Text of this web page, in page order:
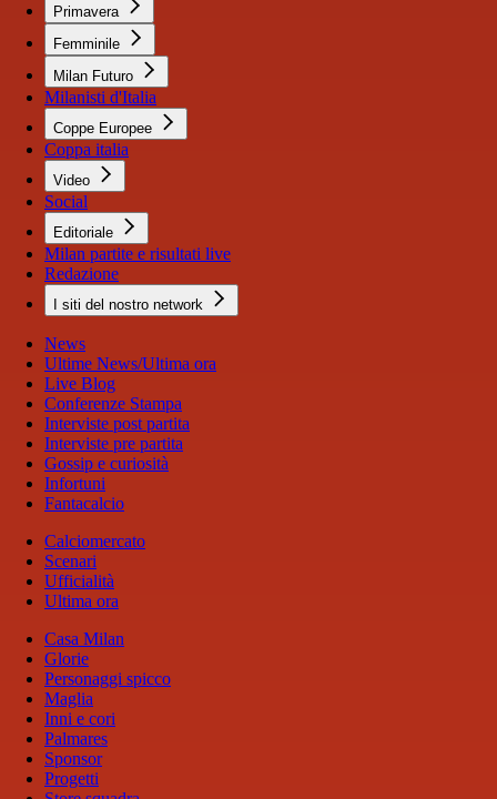
Primavera
Femminile
Milan Futuro
Milanisti d'Italia
Coppe Europee
Coppa italia
Video
Social
Editoriale
Milan partite e risultati live
Redazione
I siti del nostro network
News
Ultime News/Ultima ora
Live Blog
Conferenze Stampa
Interviste post partita
Interviste pre partita
Gossip e curiosità
Infortuni
Fantacalcio
Calciomercato
Scenari
Ufficialità
Ultima ora
Casa Milan
Glorie
Personaggi spicco
Maglia
Inni e cori
Palmares
Sponsor
Progetti